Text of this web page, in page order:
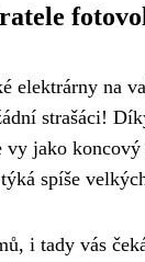
elektrárny na
strašáci!
vy jako
spíše
i tady vás